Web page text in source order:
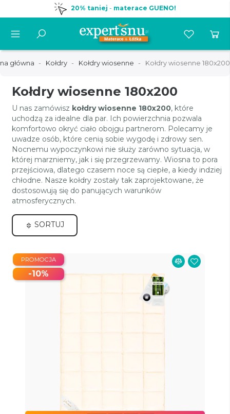
20% taniej - materace GUENO!
główna Kołdry Kołdry wiosenne Kołdry wiosenne 180x200
Kołdry wiosenne 180x200
U nas zamówisz kołdry wiosenne 180x200, które
uchodzą za idealne dla par. Ich powierzchnia pozwala
komfortowo okryć ciało obojgu partnerom. Polecamy je
uwadze osób, które cenią sobie wygodę i zdrowy sen.
Nocnemu wypoczynkowi nie służy zarówno sytuacja, w
której marzniemy, jak i się przegrzewamy. Wiosna to pora
przejściowa, dlatego czasem noce są ciepłe, a kiedy indziej
chłodne. Nasze kołdry zostały tak zaprojektowane, że
dostosowują się do panujących warunków
atmosferycznych.
SORTUJ
PROMOCJA
-10%